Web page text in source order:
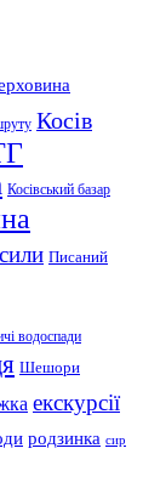
Косів
Косівський базар
Писаний
водоспади
Шешори
екскурсії
родзинка сир